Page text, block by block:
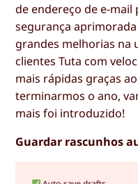
de endereço de e-mail
segurança
grandes melhorias na
clientes Tuta com
mais rápidas graças ao
terminarmos o ano,
mais foi introduzido!
Guardar rascunhos